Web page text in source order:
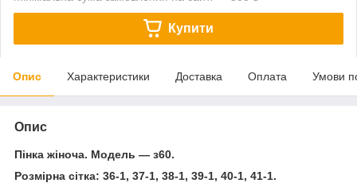
Купити
Опис Характеристики Доставка Оплата Умови
Опис
Пінка жіноча. Модель — з60.
Розмірна сітка: 36-1, 37-1, 38-1, 39-1, 40-1, 41-1.